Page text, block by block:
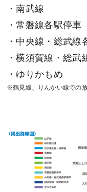
・南武線
・常磐線各駅停車
・中央線・総武線
・横須賀線・総武
・ゆりかもめ
※鶴見線、りんかい線での